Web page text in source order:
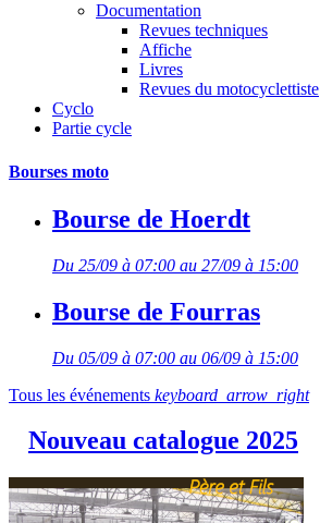
Documentation
Revues techniques
Affiche
Livres
Revues du motocyclettiste
Cyclo
Partie cycle
Bourses moto
Bourse de Hoerdt
Du 25/09 à 07:00 au 27/09 à 15:00
Bourse de Fourras
Du 05/09 à 07:00 au 06/09 à 15:00
Tous les événements keyboard_arrow_right
Nouveau catalogue 2025